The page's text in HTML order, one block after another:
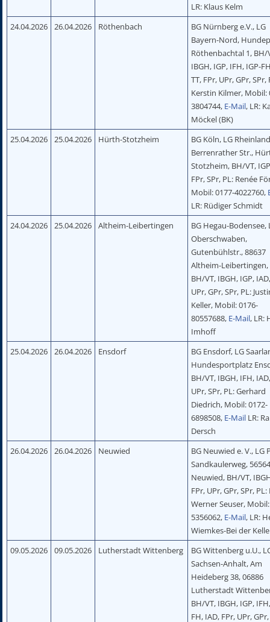
LR: Klaus Kelm
24.04.2026
26.04.2026 Röthenbach
BG Nürnberg e.V., LG
Bayern-Nord,
Röthenbachtal 1, BH/
IBGH, IGP, IFH, IGP-
TT, FPr, UPr, GPr, SPr,
Kerstin Kilmer, Mobil:
3804744, E-Mail, LR:
Möckel (BK)
25.04.2026
25.04.2026 Hürth-Stotzheim
BG Köln, LG
Berrenrather Str.,
Stotzheim, BH/VT,
FPr, SPr, PL: Renée
Mobil: 0177-4022760,
LR: Rüdiger Schmidt
24.04.2026
25.04.2026 Altheim-Leibertingen
BG Hegau-Bodensee,
Oberschwaben,
Gutenbühlstr., 88637
Altheim-Leibertingen,
BH/VT, IBGH, IGP,
UPr, GPr, SPr, PL:
Keller, Mobil: 0176-
80557688, E-Mail, LR:
Imhoff
25.04.2026
26.04.2026 Ensdorf
BG Ensdorf, LG
Hundesportplatz
BH/VT, IBGH, IFH,
UPr, SPr, PL: Gerhard
Diedrich, Mobil: 0172-
6898508, E-Mail LR:
Dersch
26.04.2026
26.04.2026 Neuwied
BG Neuwied e. V., LG
Sandkaulerweg,
Neuwied, BH/VT,
FPr, UPr, GPr, SPr,
Werner Seuser,
5356062, E-Mail, LR:
Wiemkes-Bei der
09.05.2026
09.05.2026 Lutherstadt Wittenberg
BG Wittenberg u.U.,
Sachsen-Anhalt, Am
Heideberg 38, 06886
Lutherstadt
BH/VT, IBGH, IGP,
FH, IAD, FPr, UPr,